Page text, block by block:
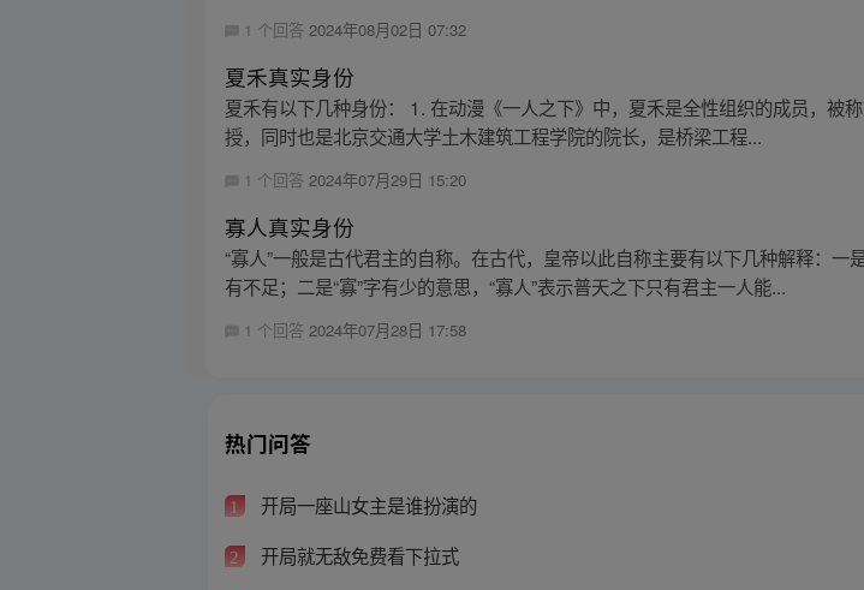
1 个回答 2024年08月02日 07:32
夏禾真实身份
夏禾有以下几种身份： 1. 在动漫《一人之下》中，夏禾是全性组织的成员，被
授，同时也是北京交通大学土木建筑工程学院的院长，是桥梁工程...
1 个回答 2024年07月29日 15:20
寡人真实身份
“寡人”一般是古代君主的自称。在古代，皇帝以此自称主要有以下几种解释：
有不足；二是“寡”字有少的意思，“寡人”表示普天之下只有君主一人能...
1 个回答2024年07月28日 17:58
热门问答
1 开局一座山女主是谁扮演的
2 开局就无敌免费看下拉式